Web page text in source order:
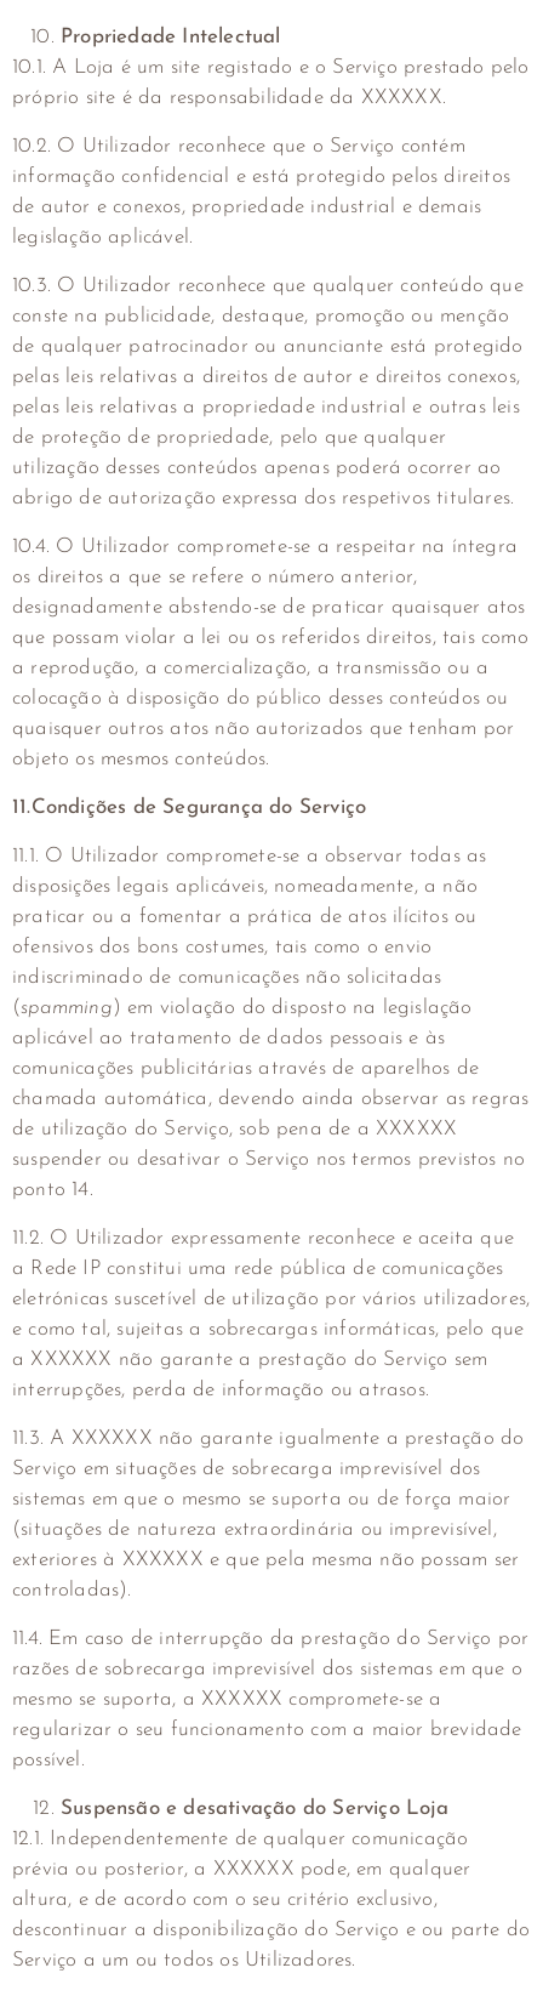
Propriedade Intelectual
10.1. A Loja é um site registado e o Serviço prestado pelo
próprio site é da responsabilidade da XXXXXX.
10.2. O Utilizador reconhece que o Serviço contém
informação confidencial e está protegido pelos direitos
de autor e conexos, propriedade industrial e demais
legislação aplicável.
10.3. O Utilizador reconhece que qualquer conteúdo que
conste na publicidade, destaque, promoção ou menção
de qualquer patrocinador ou anunciante está protegido
pelas leis relativas a direitos de autor e direitos conexos,
pelas leis relativas a propriedade industrial e outras leis
de proteção de propriedade, pelo que qualquer
utilização desses conteúdos apenas poderá ocorrer ao
abrigo de autorização expressa dos respetivos titulares.
10.4. O Utilizador compromete-se a respeitar na íntegra
os direitos a que se refere o número anterior,
designadamente abstendo-se de praticar quaisquer atos
que possam violar a lei ou os referidos direitos, tais como
a reprodução, a comercialização, a transmissão ou a
colocação à disposição do público desses conteúdos ou
quaisquer outros atos não autorizados que tenham por
objeto os mesmos conteúdos.
11.Condições de Segurança do Serviço
11.1. O Utilizador compromete-se a observar todas as
disposições legais aplicáveis, nomeadamente, a não
praticar ou a fomentar a prática de atos ilícitos ou
ofensivos dos bons costumes, tais como o envio
indiscriminado de comunicações não solicitadas
(spamming) em violação do disposto na legislação
aplicável ao tratamento de dados pessoais e às
comunicações publicitárias através de aparelhos de
chamada automática, devendo ainda observar as regras
de utilização do Serviço, sob pena de a XXXXXX
suspender ou desativar o Serviço nos termos previstos no
ponto 14.
11.2. O Utilizador expressamente reconhece e aceita que
a Rede IP constitui uma rede pública de comunicações
eletrónicas suscetível de utilização por vários utilizadores,
e como tal, sujeitas a sobrecargas informáticas, pelo que
a XXXXXX não garante a prestação do Serviço sem
interrupções, perda de informação ou atrasos.
11.3. A XXXXXX não garante igualmente a prestação do
Serviço em situações de sobrecarga imprevisível dos
sistemas em que o mesmo se suporta ou de força maior
(situações de natureza extraordinária ou imprevisível,
exteriores à XXXXXX e que pela mesma não possam ser
controladas).
11.4. Em caso de interrupção da prestação do Serviço por
razões de sobrecarga imprevisível dos sistemas em que o
mesmo se suporta, a XXXXXX compromete-se a
regularizar o seu funcionamento com a maior brevidade
possível.
Suspensão e desativação do Serviço Loja
12.1. Independentemente de qualquer comunicação
prévia ou posterior, a XXXXXX pode, em qualquer
altura, e de acordo com o seu critério exclusivo,
descontinuar a disponibilização do Serviço e ou parte do
Serviço a um ou todos os Utilizadores.